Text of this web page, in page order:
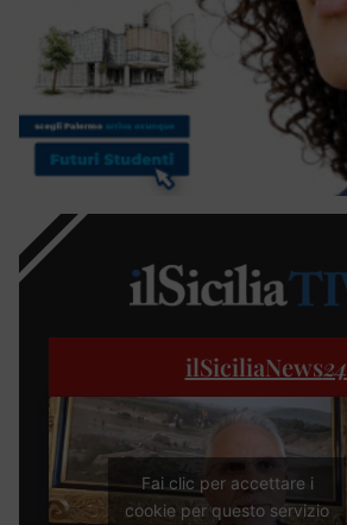
ilSiciliaNews24
Fai clic per accettare i
cookie per questo servizio